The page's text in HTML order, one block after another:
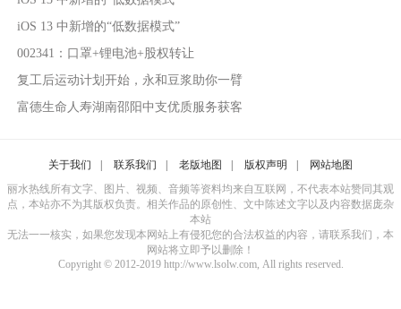
iOS 13 中新增的“低数据模式”
002341：口罩+锂电池+股权转让
复工后运动计划开始，永和豆浆助你一臂
富德生命人寿湖南邵阳中支优质服务获客
关于我们 联系我们 老版地图 版权声明
网站地图
丽水热线所有文字、图片、视频、音频等资料均来自互联网，不代表本站赞同其观
点，本站亦不为其版权负责。相关作品的原创性、文中陈述文字以及内容数据庞杂
本站
无法一一核实，如果您发现本网站上有侵犯您的合法权益的内容，请联系我们，本
网站将立即予以删除！
Copyright © 2012-2019 http://www.lsolw.com, All rights reserved.